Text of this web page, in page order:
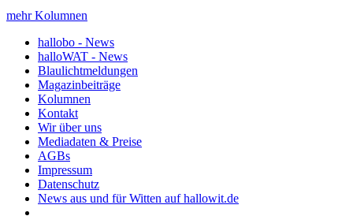
mehr Kolumnen
hallobo - News
halloWAT - News
Blaulichtmeldungen
Magazinbeiträge
Kolumnen
Kontakt
Wir über uns
Mediadaten & Preise
AGBs
Impressum
Datenschutz
News aus und für Witten auf hallowit.de